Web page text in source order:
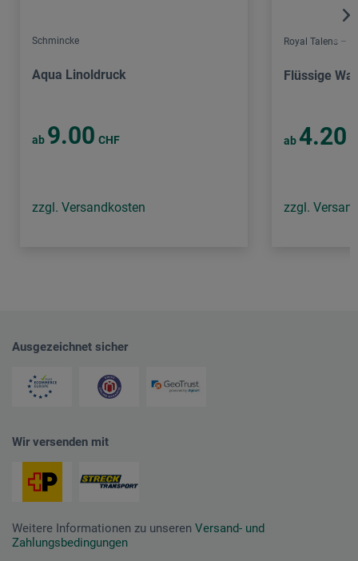
Schmincke
Aqua Linoldruck
ab 9.00 CHF
zzgl. Versandkosten
Royal Talens –
Flüssige
ab 4.20
zzgl.
Ausgezeichnet sicher
Wir versenden mit
Weitere Informationen zu unseren Versand- und
Zahlungsbedingungen